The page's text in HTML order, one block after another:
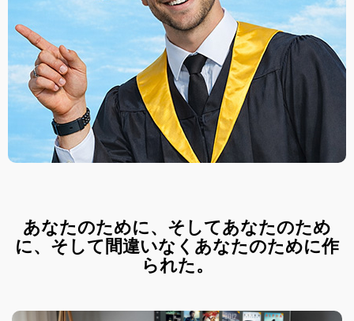
あなたのために、そしてあなたのため
に、そして間違いなくあなたのために作
られた。